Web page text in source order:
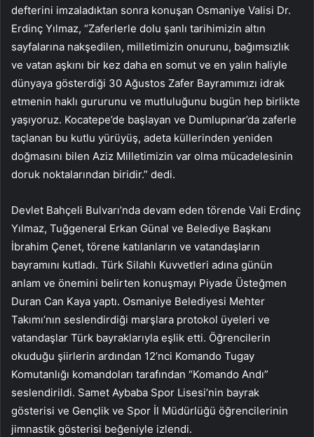
defterini imzaladıktan sonra konuşan Osmaniye Valisi Dr.
Erdinç Yılmaz, “Zaferlerle dolu şanlı tarihimizin altın
sayfalarına nakşedilen, milletimizin onurunu, bağımsızlık
ve vatan aşkını bir kez daha en somut ve en yalın haliyle
dünyaya gösterdiği 30 Ağustos Zafer Bayramımızı idrak
etmenin haklı gururunu ve mutluluğunu bugün hep birlikte
yaşıyoruz. Kocatepe’de başlayan ve Dumlupınar’da zaferle
taçlanan bu kutlu yürüyüş, adeta küllerinden yeniden
doğmasını bilen Aziz Milletimizin var olma mücadelesinin
doruk noktalarından biridir.” dedi.
Devlet Bahçeli Bulvarı’nda devam eden törende Vali Erdinç
Yılmaz, Tuğgeneral Erkan Günal ve Belediye Başkanı
İbrahim Çenet, törene katılanların ve vatandaşların
bayramını kutladı. Türk Silahlı Kuvvetleri adına günün
anlam ve önemini belirten konuşmayı Piyade Üsteğmen
Duran Can Kaya yaptı. Osmaniye Belediyesi Mehter
Takımı’nın seslendirdiği marşlara protokol üyeleri ve
vatandaşlar Türk bayraklarıyla eşlik etti. Öğrencilerin
okuduğu şiirlerin ardından 12’nci Komando Tugay
Komutanlığı komandoları tarafından “Komando Andı”
seslendirildi. Samet Aybaba Spor Lisesi’nin bayrak
gösterisi ve Gençlik ve Spor İl Müdürlüğü öğrencilerinin
jimnastik gösterisi beğeniyle izlendi.